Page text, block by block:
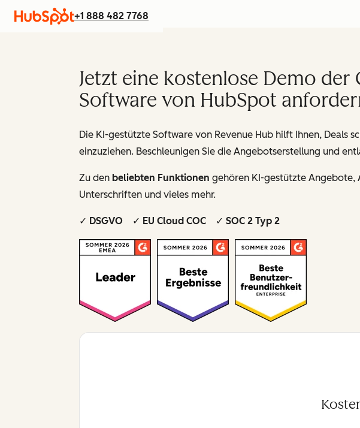
+1 888 482 7768
Jetzt eine kostenlose Demo
Software von HubSpot
Die KI-gestützte Software von Revenue Hub hilft Ihnen, Deals
einzuziehen. Beschleunigen Sie die Angebotserstellung und
Zu den beliebten Funktionen gehören KI-gestützte Angebote,
Unterschriften und vieles mehr.
✓ DSGVO ✓ EU Cloud COC ✓ SOC 2 Typ 2